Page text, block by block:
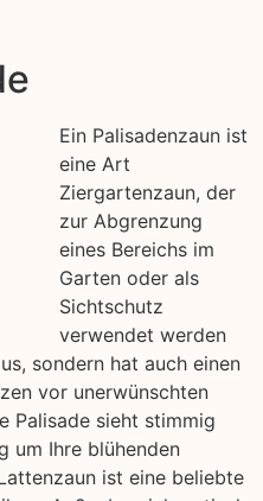
Ein Palisadenzaun ist
eine Art
Ziergartenzaun, der
zur Abgrenzung
eines Bereichs im
Garten oder als
Sichtschutz
verwendet werden
sondern hat auch einen
vor unerwünschten
Palisade sieht stimmig
um Ihre blühenden
ist eine beliebte